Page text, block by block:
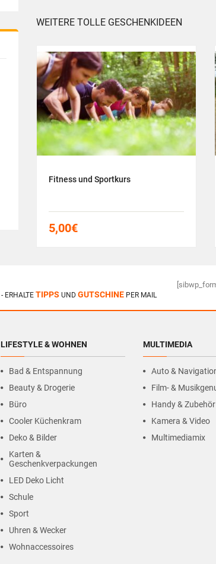
WEITERE TOLLE GESCHENKIDEEN
Fitness und Sportkurs
5,00€
- ERHALTE TIPPS UND GUTSCHINE PER MAIL
LIFESTYLE & WOHNEN
Bad & Entspannung
Beauty & Drogerie
Büro
Cooler Küchenkram
Deko & Bilder
Karten &
Geschenkverpackungen
LED Deko Licht
Schule
Sport
Uhren & Wecker
Wohnaccessoires
MULTIMEDIA
Auto &
Film- &
Handy & Zubehör
Kamera & Video
Multimediamix